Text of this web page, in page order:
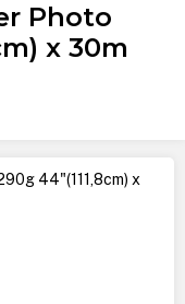
Photo
x 30m